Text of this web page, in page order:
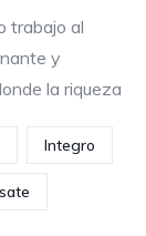
trabajo al
y
la riqueza
Integro